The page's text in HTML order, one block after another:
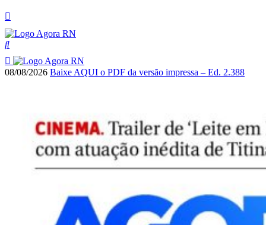
08/08/2026 Baixe AQUI o PDF da versão impressa – Ed. 2.388